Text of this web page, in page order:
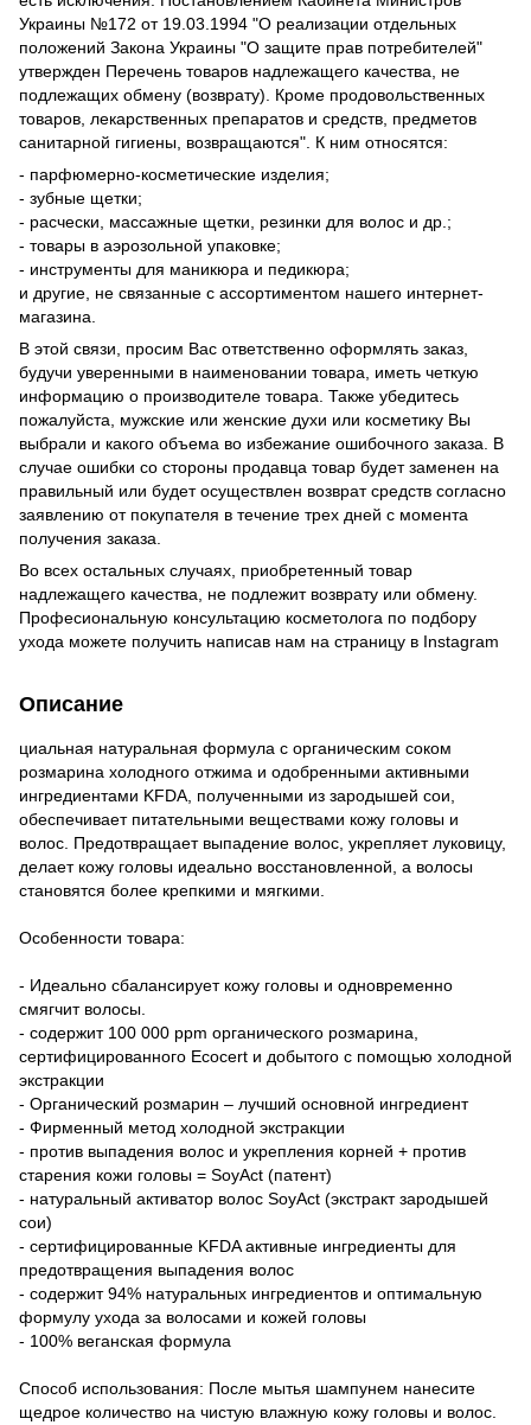
Украины №172 от 19.03.1994 "О реализации отдельных
положений Закона Украины "О защите прав потребителей"
утвержден Перечень товаров надлежащего качества, не
подлежащих обмену (возврату). Кроме продовольственных
товаров, лекарственных препаратов и средств, предметов
санитарной гигиены, возвращаются". К ним относятся:
- парфюмерно-косметические изделия;
- зубные щетки;
- расчески, массажные щетки, резинки для волос и др.;
- товары в аэрозольной упаковке;
- инструменты для маникюра и педикюра;
и другие, не связанные с ассортиментом нашего интернет-
магазина.
В этой связи, просим Вас ответственно оформлять заказ,
будучи уверенными в наименовании товара, иметь четкую
информацию о производителе товара. Также убедитесь
пожалуйста, мужские или женские духи или косметику Вы
выбрали и какого объема во избежание ошибочного заказа. В
случае ошибки со стороны продавца товар будет заменен на
правильный или будет осуществлен возврат средств согласно
заявлению от покупателя в течение трех дней с момента
получения заказа.
Во всех остальных случаях, приобретенный товар
надлежащего качества, не подлежит возврату или обмену.
Професиональную консультацию косметолога по подбору
ухода можете получить написав нам на страницу в Instagram
Описание
циальная натуральная формула с органическим соком
розмарина холодного отжима и одобренными активными
ингредиентами KFDA, полученными из зародышей сои,
обеспечивает питательными веществами кожу головы и
волос. Предотвращает выпадение волос, укрепляет луковицу,
делает кожу головы идеально восстановленной, а волосы
становятся более крепкими и мягкими.
Особенности товара:
- Идеально сбалансирует кожу головы и одновременно
смягчит волосы.
- содержит 100 000 ppm органического розмарина,
сертифицированного Ecocert и добытого с помощью холодной
экстракции
- Органический розмарин – лучший основной ингредиент
- Фирменный метод холодной экстракции
- против выпадения волос и укрепления корней + против
старения кожи головы = SoyAct (патент)
- натуральный активатор волос SoyAct (экстракт зародышей
сои)
- сертифицированные KFDA активные ингредиенты для
предотвращения выпадения волос
- содержит 94% натуральных ингредиентов и оптимальную
формулу ухода за волосами и кожей головы
- 100% веганская формула
Способ использования: После мытья шампунем нанесите
щедрое количество на чистую влажную кожу головы и волос.